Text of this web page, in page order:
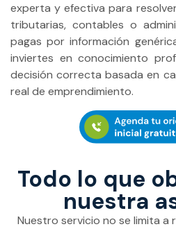
experta y efectiva para
tributarias, contables o
pagas por información
inviertes en conocimiento
decisión correcta basada en
real de emprendimiento.
Todo lo que
nuestra
Nuestro servicio no se limita